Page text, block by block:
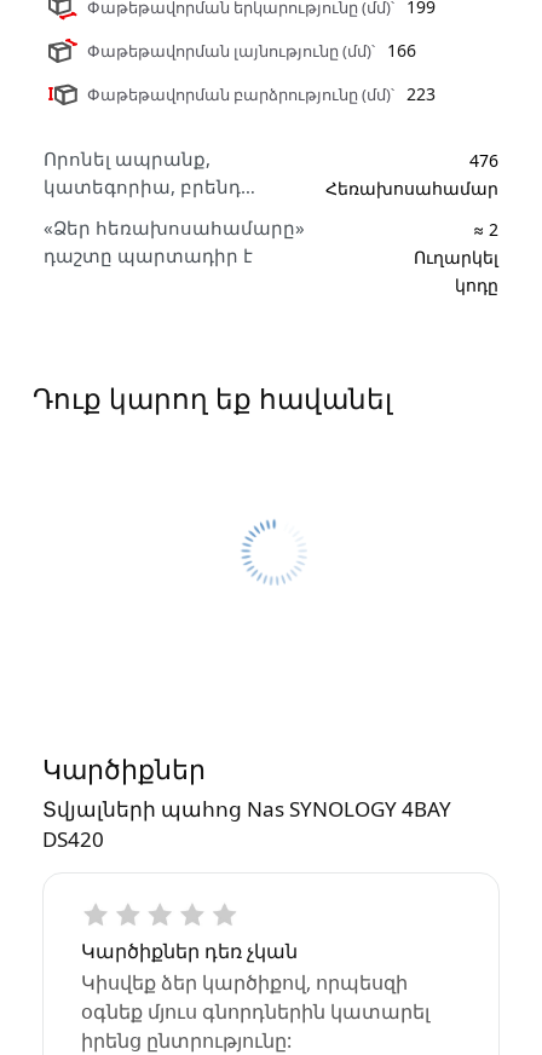
Փաթեթավորման երկարությունը (մմ)՝ 199
Փաթեթավորման լայնությունը (մմ)՝ 166
Փաթեթավորման բարձրությունը (մմ)՝ 223
Որոնել ապրանք,
կատեգորիա, բրենդ…
476
Հեռախոսահամար
«Ձեր հեռախոսահամարը»
դաշտը պարտադիր է
≈ 2
Ուղարկել
կոդը
Դուք կարող եք հավանել
Կարծիքներ
Տվյալների պահոց Nas SYNOLOGY 4BAY
DS420
Կարծիքներ դեռ չկան
Կիսվեք ձեր կարծիքով, որպեսզի
օգնեք մյուս գնորդներին կատարել
իրենց ընտրությունը: